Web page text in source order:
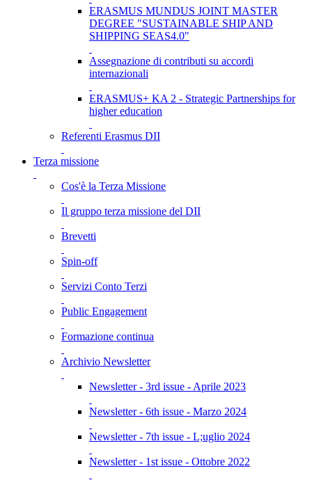
ERASMUS MUNDUS JOINT MASTER
DEGREE "SUSTAINABLE SHIP AND
SHIPPING SEAS4.0"
Assegnazione di contributi su accordi
internazionali
ERASMUS+ KA 2 - Strategic Partnerships for
higher education
Referenti Erasmus DII
Terza missione
Cos'è la Terza Missione
Il gruppo terza missione del DII
Brevetti
Spin-off
Servizi Conto Terzi
Public Engagement
Formazione continua
Archivio Newsletter
Newsletter - 3rd issue - Aprile 2023
Newsletter - 6th issue - Marzo 2024
Newsletter - 7th issue - L;uglio 2024
Newsletter - 1st issue - Ottobre 2022